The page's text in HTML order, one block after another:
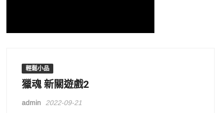
輕鬆小品
獵魂 新關遊戲2
admin 2022-09-21